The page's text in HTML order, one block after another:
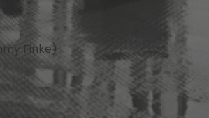
Finke)